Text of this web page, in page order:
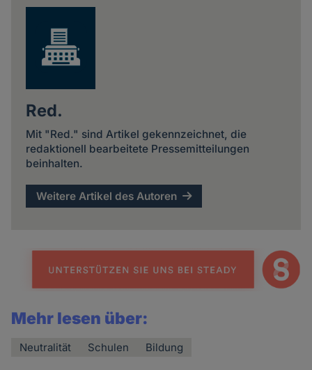
Red.
Mit "Red." sind Artikel gekennzeichnet, die
redaktionell bearbeitete Pressemitteilungen
beinhalten.
Weitere Artikel des Autoren
Mehr lesen über:
Neutralität Schulen Bildung